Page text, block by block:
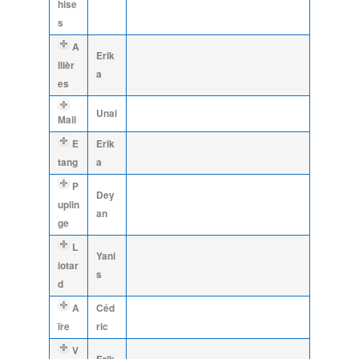
hise
s
A
llièr
es
Erik
a
Mail Unai
E
tang
Erik
a
P
uplin
ge
Dey
an
L
iotar
d
Yani
s
A
ïre
Céd
ric
V